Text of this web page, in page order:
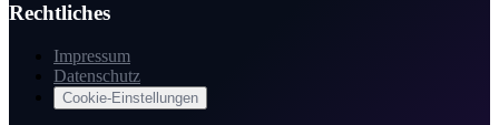
Rechtliches
Impressum
Datenschutz
Cookie-Einstellungen